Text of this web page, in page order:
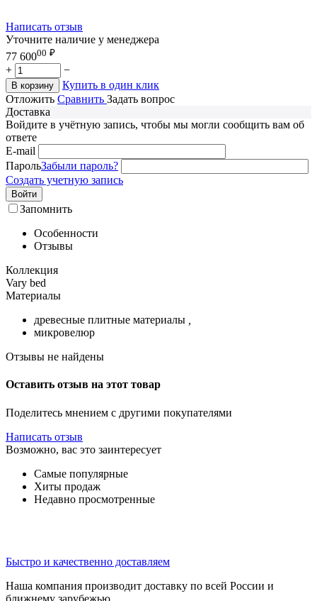
Написать отзыв
Уточните наличие у менеджера
77 60000 ₽
+ −
В корзину
Купить в один клик
Отложить Сравнить Задать вопрос
Доставка
Войдите в учётную запись, чтобы мы могли сообщить вам об
ответе
E-mail
ПарольЗабыли пароль?
Создать учетную запись
Войти
Запомнить
Особенности
Отзывы
Коллекция
Vary bed
Материалы
древесные плитные материалы
микровелюр
Отзывы не найдены
Оставить отзыв на этот товар
Поделитесь мнением с другими покупателями
Написать отзыв
Возможно, вас это заинтересует
Самые популярные
Хиты продаж
Недавно просмотренные
Быстро и качественно доставляем
Наша компания производит доставку по всей России и
ближнему зарубежью